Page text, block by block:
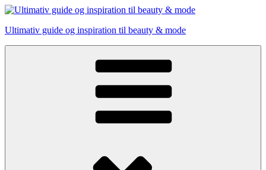
Skip
content
Ultimativ guide og inspiration til beauty & mode